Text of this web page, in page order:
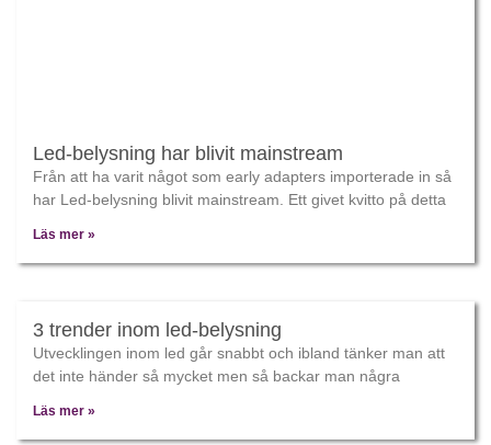
Led-belysning har blivit mainstream
Från att ha varit något som early adapters importerade in så
har Led-belysning blivit mainstream. Ett givet kvitto på detta
Läs mer »
3 trender inom led-belysning
Utvecklingen inom led går snabbt och ibland tänker man att
det inte händer så mycket men så backar man några
Läs mer »